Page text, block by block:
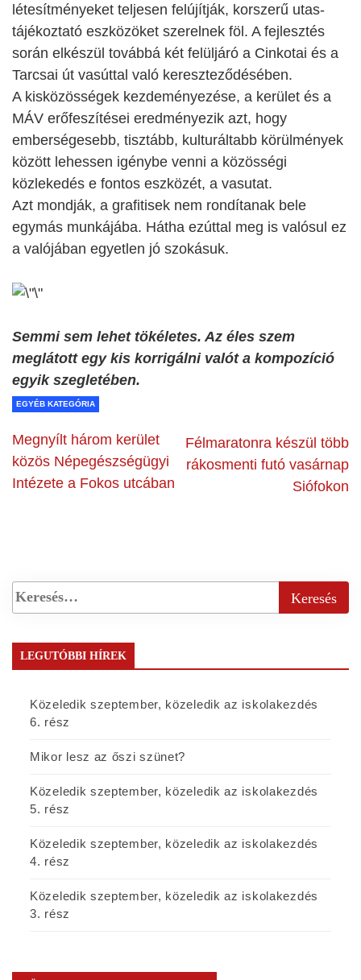
létesítményeket teljesen felújítják, korszerű utas-
tájékoztató eszközöket szerelnek föl. A fejlesztés
során elkészül továbbá két felüljáró a Cinkotai és a
Tarcsai út vasúttal való kereszteződésében.
A kisközösségek kezdeményezése, a kerület és a
MÁV erőfeszítései eredményezik azt, hogy
emberségesebb, tisztább, kulturáltabb körülmények
között lehessen igénybe venni a közösségi
közlekedés e fontos eszközét, a vasutat.
Azt mondják, a grafitisek nem rondítanak bele
egymás munkájába. Hátha ezúttal meg is valósul ez
a valójában egyetlen jó szokásuk.
Semmi sem lehet tökéletes. Az éles szem
meglátott egy kis korrigálni valót a kompozíció
egyik szegletében.
EGYÉB KATEGÓRIA
Megnyílt három kerület
közös Népegészségügyi
Intézete a Fokos utcában
Félmaratonra készül több
rákosmenti futó vasárnap
Siófokon
LEGUTÓBBI HÍREK
Közeledik szeptember, közeledik az iskolakezdés
6. rész
Mikor lesz az őszi szünet?
Közeledik szeptember, közeledik az iskolakezdés
5. rész
Közeledik szeptember, közeledik az iskolakezdés
4. rész
Közeledik szeptember, közeledik az iskolakezdés
3. rész